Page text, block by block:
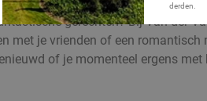
derden.
gerechten? Bij Van der
met je vrienden of een
of je momenteel ergens